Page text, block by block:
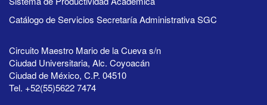
Catálogo de Servicios Secretaría Administrativa SGC
Circuito Maestro Mario de la Cueva s/n
Ciudad Universitaria, Alc. Coyoacán
Ciudad de México, C.P. 04510
Tel. +52(55)5622 7474